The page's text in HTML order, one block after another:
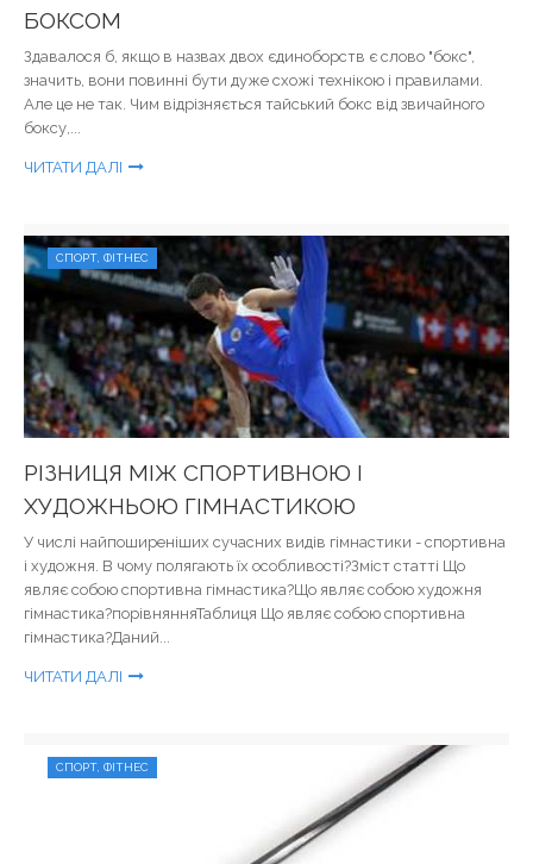
БОКСОМ
Здавалося б, якщо в назвах двох єдиноборств є слово "бокс",
значить, вони повинні бути дуже схожі технікою і правилами.
Але це не так. Чим відрізняється тайський бокс від звичайного
боксу,...
ЧИТАТИ ДАЛІ
СПОРТ, ФІТНЕС
РІЗНИЦЯ МІЖ СПОРТИВНОЮ І
ХУДОЖНЬОЮ ГІМНАСТИКОЮ
У числі найпоширеніших сучасних видів гімнастики - спортивна
і художня. В чому полягають їх особливості?Зміст статті Що
являє собою спортивна гімнастика?Що являє собою художня
гімнастика?порівнянняТаблиця Що являє собою спортивна
гімнастика?Даний...
ЧИТАТИ ДАЛІ
СПОРТ, ФІТНЕС